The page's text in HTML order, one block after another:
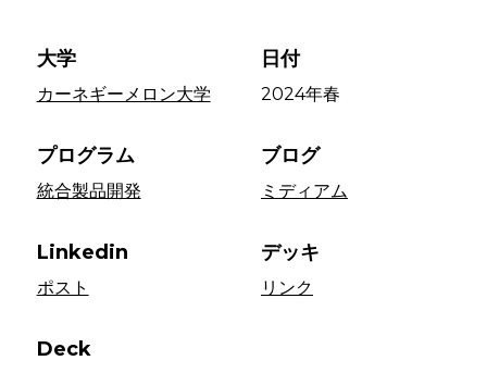
大学
カーネギーメロン大学
日付
2024年春
プログラム
統合製品開発
ブログ
ミディアム
Linkedin
ポスト
デッキ
リンク
Deck